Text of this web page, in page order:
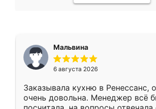
Мальвина
6 августа 2026
Заказывала кухню в Ренессанс,
очень довольна. Менеджер всё